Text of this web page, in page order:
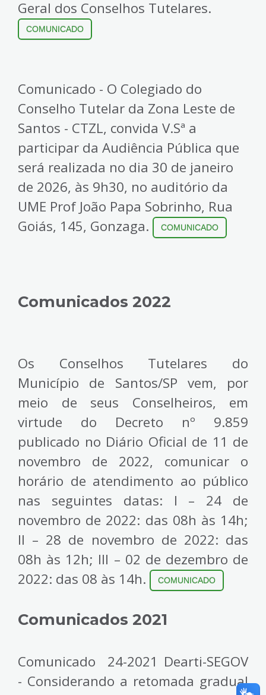
Geral dos Conselhos Tutelares.
COMUNICADO
Comunicado - O Colegiado do
Conselho Tutelar da Zona Leste de
Santos - CTZL, convida V.Sª a
participar da Audiência Pública que
será realizada no dia 30 de janeiro
de 2026, às 9h30, no auditório da
UME Prof João Papa Sobrinho, Rua
Goiás, 145, Gonzaga.
COMUNICADO
Comunicados 2022
Os Conselhos Tutelares do
Município de Santos/SP vem, por
meio de seus Conselheiros, em
virtude do Decreto nº 9.859
publicado no Diário Oficial de 11 de
novembro de 2022, comunicar o
horário de atendimento ao público
nas seguintes datas: I – 24 de
novembro de 2022: das 08h às 14h;
II – 28 de novembro de 2022: das
08h às 12h; III – 02 de dezembro de
2022: das 08 às 14h.
COMUNICADO
Comunicados 2021
Comunicado 24-2021 Dearti-SEGOV
- Considerando a retomada gradual